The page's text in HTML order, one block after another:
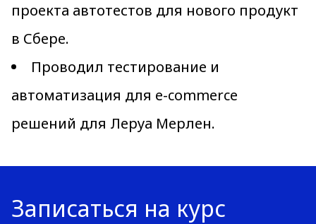
проекта автотестов для нового продукт
в Сбере.
Проводил тестирование и
автоматизация для e-commerce
решений для Леруа Мерлен.
Записаться на курс